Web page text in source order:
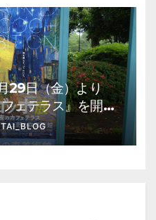
29日（金）より
ェテラス』を開
・博物館 混雑情